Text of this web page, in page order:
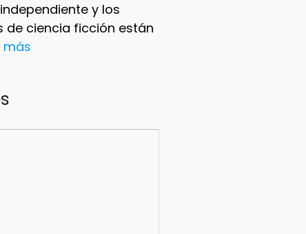
y los
de ciencia ficción están
más